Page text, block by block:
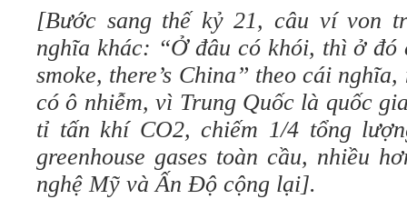
[Bước sang thế kỷ 21, câu ví von
nghĩa khác: “Ở đâu có khói, thì ở
smoke, there’s China” theo cái
có ô nhiễm, vì Trung Quốc là quốc
tỉ tấn khí CO2, chiếm 1/4 tổng
greenhouse gases toàn cầu, nhiều
nghệ Mỹ và Ấn Độ cộng lại].